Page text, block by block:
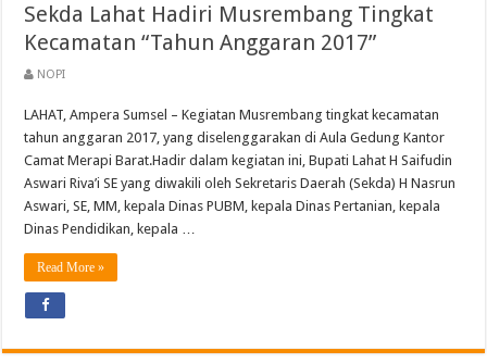
Sekda Lahat Hadiri Musrembang Tingkat
Kecamatan “Tahun Anggaran 2017”
NOPI
LAHAT, Ampera Sumsel – Kegiatan Musrembang tingkat kecamatan
tahun anggaran 2017, yang diselenggarakan di Aula Gedung Kantor
Camat Merapi Barat.Hadir dalam kegiatan ini, Bupati Lahat H Saifudin
Aswari Riva’i SE yang diwakili oleh Sekretaris Daerah (Sekda) H Nasrun
Aswari, SE, MM, kepala Dinas PUBM, kepala Dinas Pertanian, kepala
Dinas Pendidikan, kepala …
Read More »